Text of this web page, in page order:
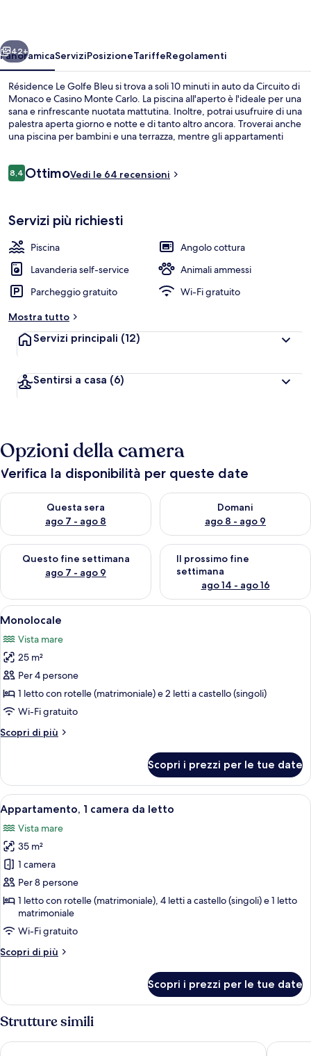
Avanti
42+
PanoramicaServiziPosizioneTariffeRegolamenti
Résidence Le Golfe Bleu si trova a soli 10 minuti in auto da Circuito di
Monaco e Casino Monte Carlo. La piscina all'aperto è l'ideale per una
sana e rinfrescante nuotata mattutina. Inoltre, potrai usufruire di una
palestra aperta giorno e notte e di tanto altro ancora. Troverai anche
una piscina per bambini e una terrazza, mentre gli appartamenti
Recensioni
8,48,4 su 10
OttimoVedi le 64 recensioni
Servizi più richiesti
Piscina
Angolo cottura
Lavanderia self-service
Animali ammessi
Parcheggio gratuito
Wi-Fi gratuito
Mostra tutto
Servizi principali (12)
Sentirsi a casa (6)
Opzioni della camera
Verifica la disponibilità per queste date
Questa sera
ago 7 - ago 8
Verifica la disponibilità per questa sera, ago 7 - ago 8
Domani
ago 8 - ago 9
Verifica la disponibilità per
Questo fine settimana
ago 7 - ago 9
Verifica la disponibilità per questo fine settimana, ago 7 - ago
Il prossimo fine
settimana
ago 14 - ago 16
Verifica la disponibilità per il
Apri
tutte
le
foto
per
Monolocale
Una cucina compatta con zona
7
Monolocale
Vista mare
25 m²
Per 4 persone
1 letto con rotelle (matrimoniale) e 2 letti a castello (singoli)
Wi-Fi gratuito
Scopri di più
Altri
Scopri i prezzi per le tue date
Apri
tutte
le
foto
per
Appartamento,
1
camera
da
letto
Una terrazza con tavolo e sedie,
14
Appartamento, 1 camera da letto
Vista mare
35 m²
1 camera
Per 8 persone
1 letto con rotelle (matrimoniale), 4 letti a castello (singoli) e 1 letto
matrimoniale
Wi-Fi gratuito
Scopri di più
Altri
1
camera
da
letto
Scopri i prezzi per le tue date
Strutture simili
Ibis Roquebrune Cap Martin Menton Hôtel